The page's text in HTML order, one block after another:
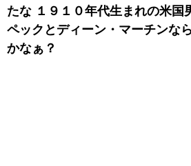
たな １９１０年代生まれの米国
ペックとディーン・マーチンな
かなぁ？